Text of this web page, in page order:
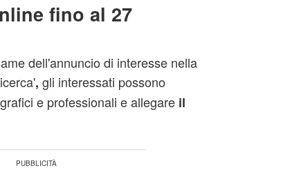
fino al 27
dell'annuncio di interesse nella
, gli interessati possono
e professionali e allegare il